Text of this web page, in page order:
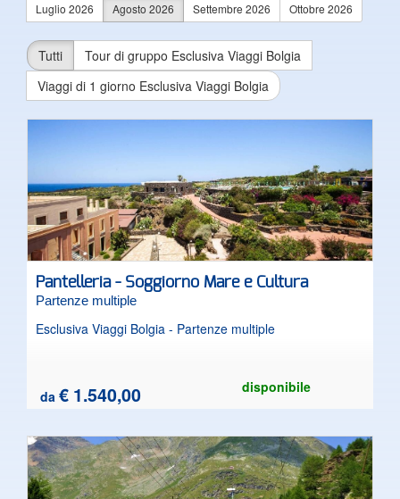
Luglio 2026
Agosto 2026 Settembre 2026 Ottobre 2026
Tutti
Tour di gruppo Esclusiva Viaggi Bolgia
Viaggi di 1 giorno Esclusiva Viaggi Bolgia
Pantelleria - Soggiorno Mare e Cultura
Partenze multiple
Esclusiva Viaggi Bolgia - Partenze multiple
da € 1.540,00 disponibile